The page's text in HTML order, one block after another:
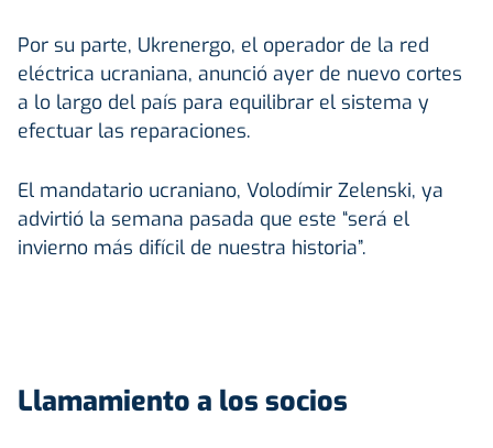
Por su parte, Ukrenergo, el operador de la red
eléctrica ucraniana, anunció ayer de nuevo cortes
a lo largo del país para equilibrar el sistema y
efectuar las reparaciones.
El mandatario ucraniano, Volodímir Zelenski, ya
advirtió la semana pasada que este “será el
invierno más difícil de nuestra historia”.
Llamamiento a los socios